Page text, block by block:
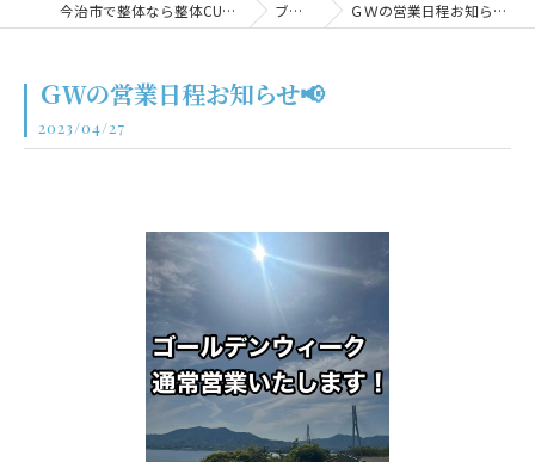
今治市で整体なら整体CUORE ブログ ＧＷの営業日程お知らせ📢
ＧＷの営業日程お知らせ📢
2023/04/27